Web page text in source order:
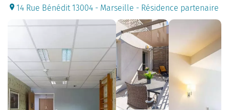
14 Rue Bénédit 13004 - Marseille - Résidence partenaire